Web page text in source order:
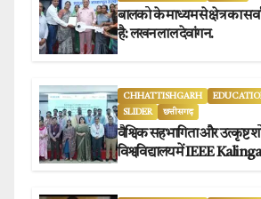
बालको के माध्यम से क्षेत्र का
है: लखन लाल देवांगन.
CHHATTISHGARH
SLIDER
छत्तीसगढ़
वैश्विक सहभागिता और उत्कृष्ट
विश्वविद्यालय में IEEE